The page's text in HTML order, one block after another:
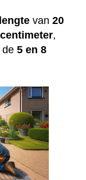
lengte van 20
,
de 5 en 8